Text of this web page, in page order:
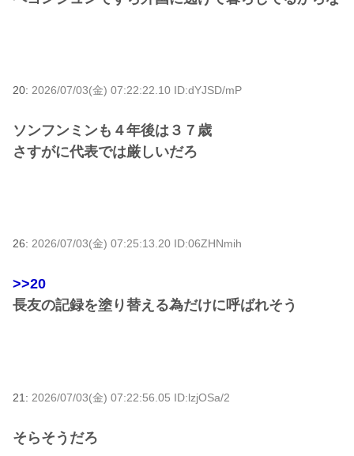
20: 2026/07/03(金) 07:22:22.10 ID:dYJSD/mP
ソンフンミンも４年後は３７歳
さすがに代表では厳しいだろ
26: 2026/07/03(金) 07:25:13.20 ID:06ZHNmih
>>20
長友の記録を塗り替える為だけに呼ばれそう
21: 2026/07/03(金) 07:22:56.05 ID:lzjOSa/2
そらそうだろ